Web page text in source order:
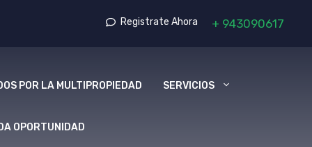
Registrate Ahora + 943090617
POR LA MULTIPROPIEDAD SERVICIOS
OPORTUNIDAD